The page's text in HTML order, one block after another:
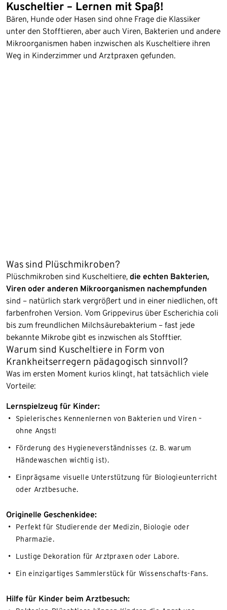
Kuscheltier – Lernen mit Spaß!
Bären, Hunde oder Hasen sind ohne Frage die Klassiker
unter den Stofftieren, aber auch Viren, Bakterien und andere
Mikroorganismen haben inzwischen als Kuscheltiere ihren
Weg in Kinderzimmer und Arztpraxen gefunden.
Was sind Plüschmikroben?
Plüschmikroben sind Kuscheltiere, die echten Bakterien,
Viren oder anderen Mikroorganismen nachempfunden
sind – natürlich stark vergrößert und in einer niedlichen, oft
farbenfrohen Version. Vom Grippevirus über Escherichia coli
bis zum freundlichen Milchsäurebakterium – fast jede
bekannte Mikrobe gibt es inzwischen als Stofftier.
Warum sind Kuscheltiere in Form von
Krankheitserregern pädagogisch sinnvoll?
Was im ersten Moment kurios klingt, hat tatsächlich viele
Vorteile:
Lernspielzeug für Kinder:
Spielerisches Kennenlernen von Bakterien und Viren –
ohne Angst!
Förderung des Hygieneverständnisses (z. B. warum
Händewaschen wichtig ist).
Einprägsame visuelle Unterstützung für Biologieunterricht
oder Arztbesuche.
Originelle Geschenkidee:
Perfekt für Studierende der Medizin, Biologie oder
Pharmazie.
Lustige Dekoration für Arztpraxen oder Labore.
Ein einzigartiges Sammlerstück für Wissenschafts-Fans.
Hilfe für Kinder beim Arztbesuch: